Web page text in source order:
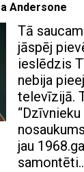
Andersone
Tā
jāspēj
ieslēdzis
nebija
televīzijā.
jau